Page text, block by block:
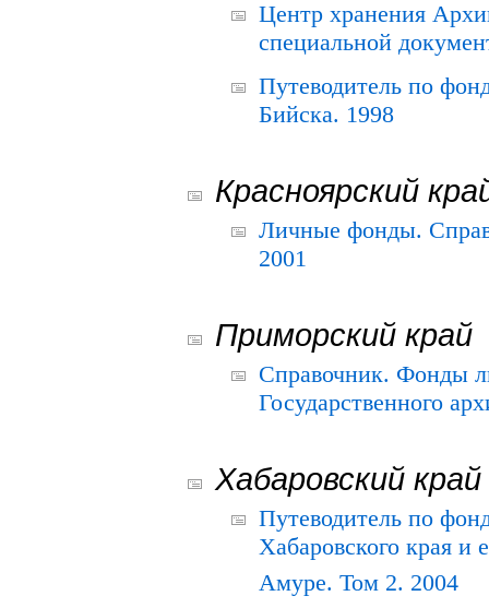
Центр хранения
специальной
Путеводитель по
Бийска. 1998
Красноярский
Личные фонды.
2001
Приморский край
Справочник. Фонды
Государственного
Хабаровский край
Путеводитель по
Хабаровского края и
Амуре. Том 2. 2004